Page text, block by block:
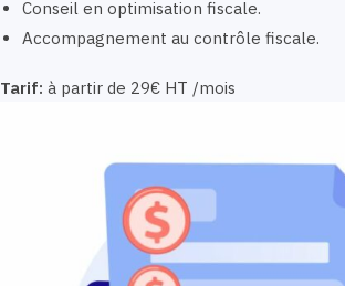
Conseil en optimisation fiscale.
Accompagnement au contrôle fiscale.
Tarif: à partir de 29€ HT /mois